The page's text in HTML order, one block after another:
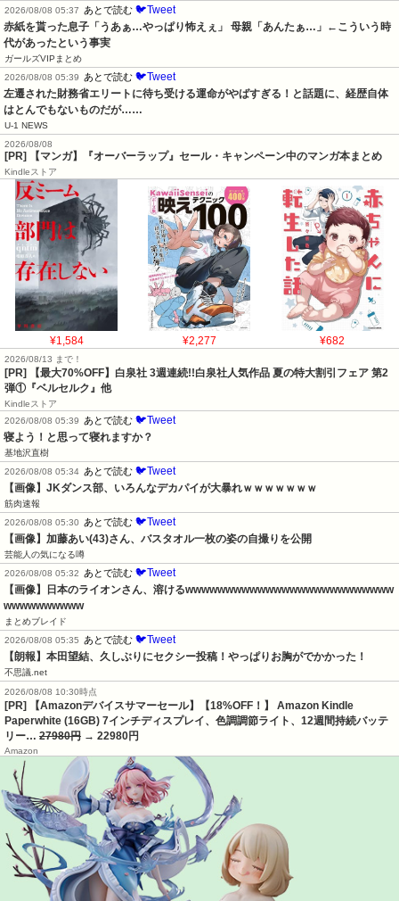
2026/08/08 05:37 あとで読む 🐦Tweet
赤紙を貰った息子「うあぁ…やっぱり怖えぇ」 母親「あんたぁ…」←こういう時
代があったという事実
ガールズVIPまとめ
2026/08/08 05:39
あとで読む 🐦Tweet
左遷された財務省エリートに待ち受ける運命がやばすぎる！と話題に、経歴自体
はとんでもないものだが……
U-1 NEWS
2026/08/08
[PR] 【マンガ】『オーバーラップ』セール・キャンペーン中のマンガ本まとめ
Kindleストア
¥1,584 ¥2,277 ¥682
2026/08/13 まで！
[PR] 【最大70%OFF】白泉社 3週連続!!白泉社人気作品 夏の特大割引フェア 第2
弾①『ベルセルク』他
Kindleストア
2026/08/08 05:39 あとで読む 🐦Tweet
寝よう！と思って寝れますか？
基地沢直樹
2026/08/08 05:34 あとで読む 🐦Tweet
【画像】JKダンス部、いろんなデカパイが大暴れｗｗｗｗｗｗｗ
筋肉速報
2026/08/08 05:30 あとで読む 🐦Tweet
【画像】加藤あい(43)さん、バスタオル一枚の姿の自撮りを公開
芸能人の気になる噂
2026/08/08 05:32 あとで読む 🐦Tweet
【画像】日本のライオンさん、溶けるwwwwwwwwwwwwwwwwwwwwwwwwww
wwwwwwwwww
まとめブレイド
2026/08/08 05:35 あとで読む 🐦Tweet
【朗報】本田望結、久しぶりにセクシー投稿！やっぱりお胸がでかかった！
不思議.net
2026/08/08 10:30時点
[PR] 【Amazonデバイスサマーセール】【18%OFF！】 Amazon Kindle
Paperwhite (16GB) 7インチディスプレイ、色調調節ライト、12週間持続バッテ
リー… 27980円 → 22980円
Amazon